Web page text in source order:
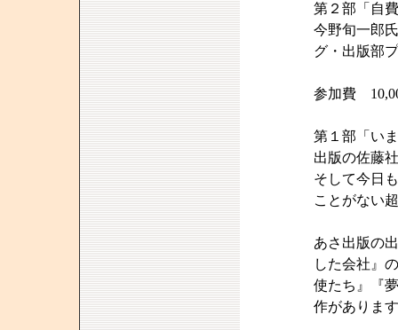
第２部「自
今野旬一郎
グ・出版部
参加費
第１部「い
出版の佐藤
そして今日
ことがない
あさ出版の
した会社』
使たち』『
作がありま